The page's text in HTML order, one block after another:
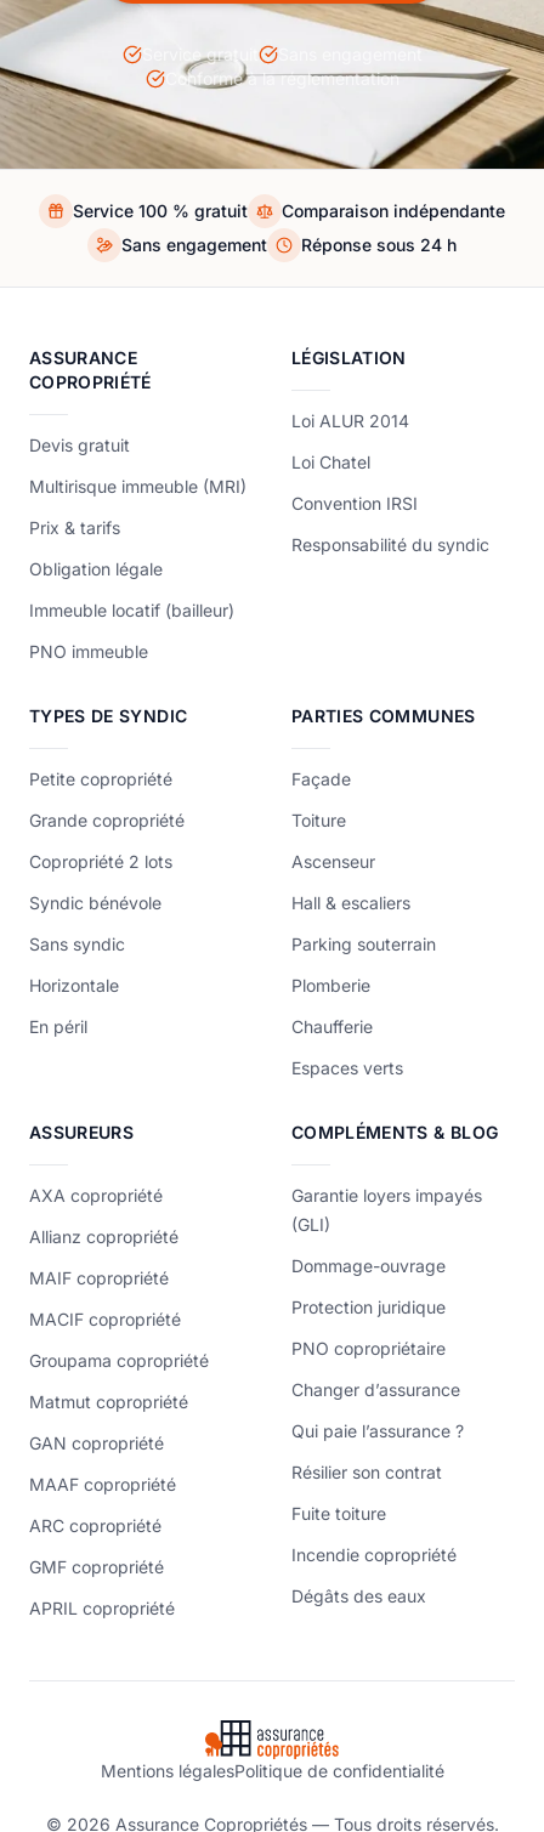
Service gratuit
Sans engagement
Conforme à la réglementation
Service 100 % gratuit
Comparaison indépendante
Sans engagement
Réponse sous 24 h
ASSURANCE
COPROPRIÉTÉ
Devis gratuit
Multirisque immeuble (MRI)
Prix & tarifs
Obligation légale
Immeuble locatif (bailleur)
PNO immeuble
LÉGISLATION
Loi ALUR 2014
Loi Chatel
Convention IRSI
Responsabilité du syndic
TYPES DE SYNDIC
Petite copropriété
Grande copropriété
Copropriété 2 lots
Syndic bénévole
Sans syndic
Horizontale
En péril
PARTIES COMMUNES
Façade
Toiture
Ascenseur
Hall & escaliers
Parking souterrain
Plomberie
Chaufferie
Espaces verts
ASSUREURS
AXA copropriété
Allianz copropriété
MAIF copropriété
MACIF copropriété
Groupama copropriété
Matmut copropriété
GAN copropriété
MAAF copropriété
ARC copropriété
GMF copropriété
APRIL copropriété
COMPLÉMENTS & BLOG
Garantie loyers impayés
(GLI)
Dommage-ouvrage
Protection juridique
PNO copropriétaire
Changer d’assurance
Qui paie l’assurance ?
Résilier son contrat
Fuite toiture
Incendie copropriété
Dégâts des eaux
Mentions légalesPolitique de confidentialité
© 2026 Assurance Copropriétés — Tous droits réservés.